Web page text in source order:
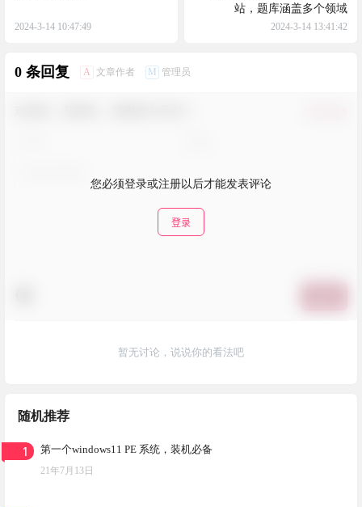
2024-3-14 10:47:49
站，题库涵盖多个领域
2024-3-14 13:41:42
0 条回复 A 文章作者 M 管理员
您必须登录或注册以后才能发表评论
登录
暂无讨论，说说你的看法吧
随机推荐
1 第一个windows11 PE 系统，装机必备
21年7月13日